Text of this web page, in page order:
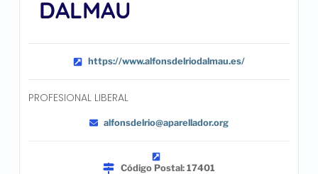
DALMAU
https://www.alfonsdelriodalmau.es/
PROFESIONAL LIBERAL
alfonsdelrio@aparellador.org
Código Postal: 17401